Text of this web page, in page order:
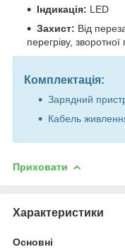
Індикація: LED
Захист: Від
перегріву, зворотної
Комплектація:
Зарядний
Кабель
Приховати
Характеристики
Основні